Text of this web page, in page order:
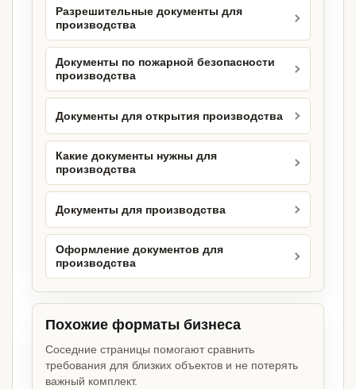
Разрешительные документы для
производства
Документы по пожарной безопасности
производства
Документы для открытия производства
Какие документы нужны для
производства
Документы для производства
Оформление документов для
производства
Похожие форматы бизнеса
Соседние страницы помогают сравнить
требования для близких объектов и не потерять
важный комплект.